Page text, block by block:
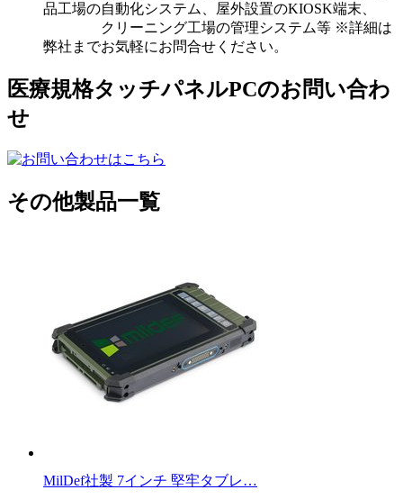
品工場の自動化システム、屋外設置のKIOSK端末、
クリーニング工場の管理システム等 ※詳細は
弊社までお気軽にお問合せください。
医療規格タッチパネルPCのお問い合わ
せ
その他製品一覧
MilDef社製 7インチ 堅牢タブレ…